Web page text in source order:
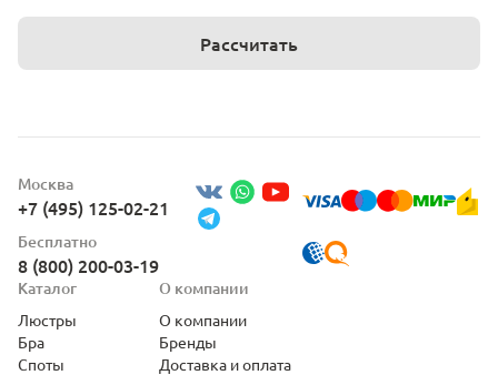
Рассчитать
Москва
+7 (495) 125-02-21
Бесплатно
8 (800) 200-03-19
Каталог
Люстры
Бра
Споты
О компании
О компании
Бренды
Доставка и оплата